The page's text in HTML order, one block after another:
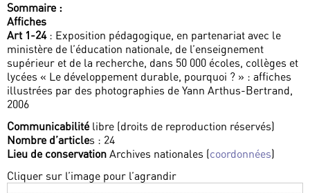
Sommaire :
Affiches
Art 1-24: Exposition pédagogique, en partenariat avec le
ministère de l’éducation nationale, de l’enseignement
supérieur et de la recherche, dans 50 000 écoles, collèges et
lycées « Le développement durable, pourquoi ? » : affiches
illustrées par des photographies de Yann Arthus-Bertrand,
2006
Communicabilité libre (droits de reproduction réservés)
Nombre d’articles : 24
Lieu de conservation Archives nationales (coordonnées)
Cliquer sur l’image pour l’agrandir